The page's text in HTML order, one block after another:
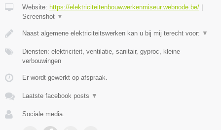
Website: https://elektriciteitenbouwwerkenmiseur.webnode.be/ |
Screenshot ▼
Naast algemene elektriciteitswerken kan u bij mij terecht voor: ▼
Diensten: elektriciteit, ventilatie, sanitair, gyproc, kleine
verbouwingen
Er wordt gewerkt op afspraak.
Laatste facebook posts ▼
Sociale media: